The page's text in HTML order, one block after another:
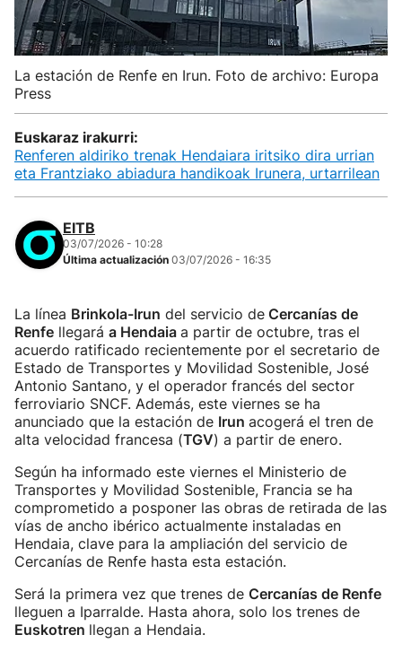
La estación de Renfe en Irun. Foto de archivo: Europa
Press
Euskaraz irakurri:
Renferen aldiriko trenak Hendaiara iritsiko dira urrian
eta Frantziako abiadura handikoak Irunera, urtarrilean
EITB
03/07/2026 - 10:28
Última actualización 03/07/2026 - 16:35
La línea Brinkola-Irun del servicio de Cercanías de
Renfe llegará a Hendaia a partir de octubre, tras el
acuerdo ratificado recientemente por el secretario de
Estado de Transportes y Movilidad Sostenible, José
Antonio Santano, y el operador francés del sector
ferroviario SNCF. Además, este viernes se ha
anunciado que la estación de Irun acogerá el tren de
alta velocidad francesa (TGV) a partir de enero.
Según ha informado este viernes el Ministerio de
Transportes y Movilidad Sostenible, Francia se ha
comprometido a posponer las obras de retirada de las
vías de ancho ibérico actualmente instaladas en
Hendaia, clave para la ampliación del servicio de
Cercanías de Renfe hasta esta estación.
Será la primera vez que trenes de Cercanías de Renfe
lleguen a Iparralde. Hasta ahora, solo los trenes de
Euskotren llegan a Hendaia.